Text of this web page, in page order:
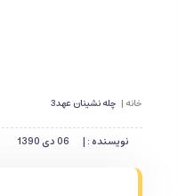
خانه | چله نشینان عهد3
نویسنده : | 06 دی 1390